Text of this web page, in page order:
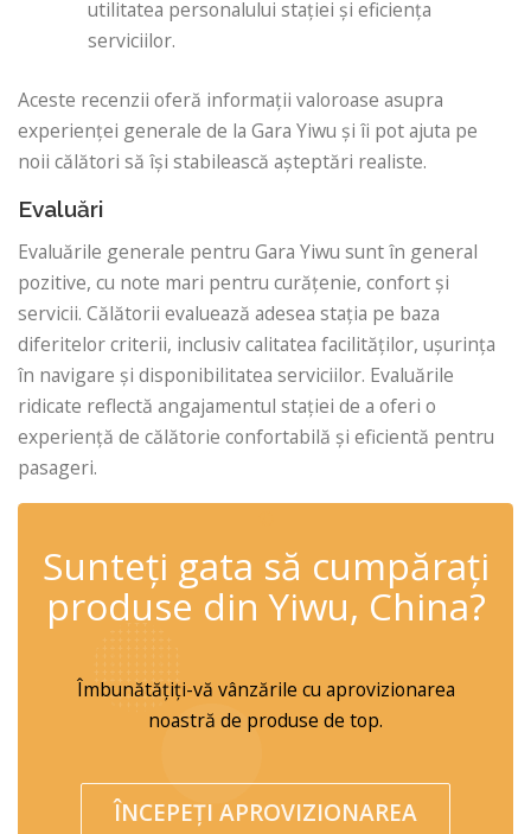
utilitatea personalului stației și eficiența
serviciilor.
Aceste recenzii oferă informații valoroase asupra
experienței generale de la Gara Yiwu și îi pot ajuta pe
noii călători să își stabilească așteptări realiste.
Evaluări
Evaluările generale pentru Gara Yiwu sunt în general
pozitive, cu note mari pentru curățenie, confort și
servicii. Călătorii evaluează adesea stația pe baza
diferitelor criterii, inclusiv calitatea facilităților, ușurința
în navigare și disponibilitatea serviciilor. Evaluările
ridicate reflectă angajamentul stației de a oferi o
experiență de călătorie confortabilă și eficientă pentru
pasageri.
Sunteți gata să cumpărați
produse din Yiwu, China?
Îmbunătățiți-vă vânzările cu aprovizionarea
noastră de produse de top.
ÎNCEPEȚI APROVIZIONAREA